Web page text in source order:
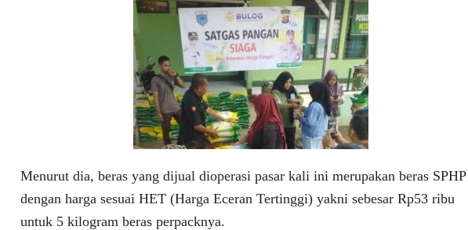
Menurut dia, beras yang dijual dioperasi pasar kali ini merupakan beras SPHP
dengan harga sesuai HET (Harga Eceran Tertinggi) yakni sebesar Rp53 ribu
untuk 5 kilogram beras perpacknya.